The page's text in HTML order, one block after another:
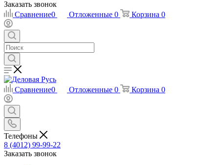
Заказать звонок
Сравнение0 Отложенные 0 Корзина 0
Сравнение0 Отложенные 0 Корзина 0
Телефоны
8 (4012) 99-99-22
Заказать звонок